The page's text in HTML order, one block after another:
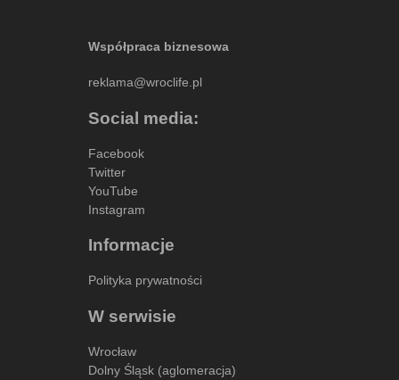
Współpraca biznesowa
reklama@wroclife.pl
Social media:
Facebook
Twitter
YouTube
Instagram
Informacje
Polityka prywatności
W serwisie
Wrocław
Dolny Śląsk (aglomeracja)